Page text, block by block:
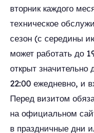
вторник каждого
техническое
сезон (с середины
может работать до
открыт
22:00 ежедневно, и
Перед визитом
на официальном
в праздничные дни